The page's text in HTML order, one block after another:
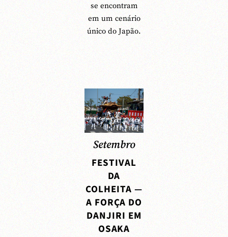
se encontram
em um cenário
único do Japão.
Setembro
FESTIVAL
DA
COLHEITA —
A FORÇA DO
DANJIRI EM
OSAKA